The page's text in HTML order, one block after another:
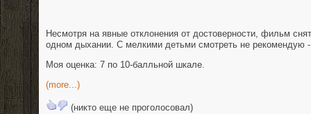
Несмотря на явные отклонения от достоверности, фильм
одном дыхании. С мелкими детьми смотреть не рекомендую -
Моя оценка: 7 по 10-балльной шкале.
(more...)
(никто еще не проголосовал)